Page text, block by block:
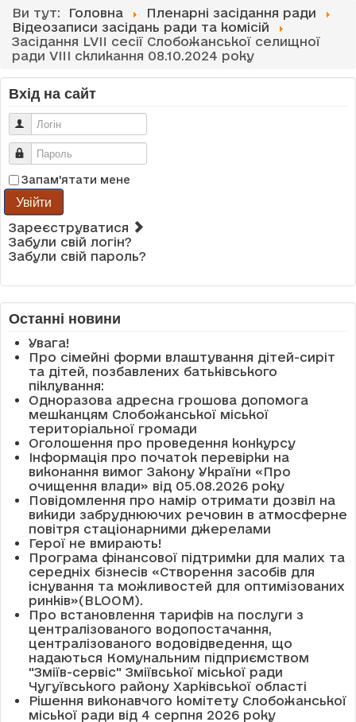
Ви тут: Головна
Пленарні засідання ради
Відеозаписи засідань ради та комісій
Засідання LVII сесії Слобожанської селищної
ради VIII скликання 08.10.2024 року
Вхід на сайт
Логін
Пароль
Запам'ятати мене
Увійти
Зареєструватися
Забули свій логін?
Забули свій пароль?
Останні новини
Увага!
Про сімейні форми влаштування дітей-сиріт
та дітей, позбавлених батьківського
піклування:
Одноразова адресна грошова допомога
мешканцям Слобожанської міської
територіальної громади
Оголошення про проведення конкурсу
Інформація про початок перевірки на
виконання вимог Закону України «Про
очищення влади» від 05.08.2026 року
Повідомлення про намір отримати дозвіл на
викиди забруднюючих речовин в атмосферне
повітря стаціонарними джерелами
Герої не вмирають!
Програма фінансової підтримки для малих та
середніх бізнесів «Створення засобів для
існування та можливостей для оптимізованих
ринків»(BLOOM).
Про встановлення тарифів на послуги з
централізованого водопостачання,
централізованого водовідведення, що
надаються Комунальним підприємством
"Зміїв-сервіс" Зміївської міської ради
Чугуївського району Харківської області
Рішення виконавчого комітету Слобожанської
міської ради від 4 серпня 2026 року